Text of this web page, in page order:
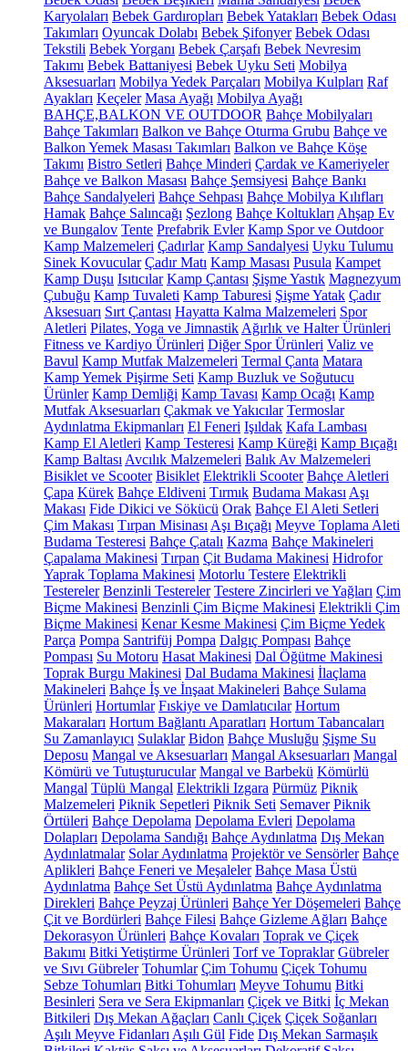
Karyolaları Bebek Gardıropları Bebek Yatakları Bebek Odası
Takımları Oyuncak Dolabı Bebek Şifonyer Bebek Odası
Tekstili Bebek Yorganı Bebek Çarşafı Bebek Nevresim
Takımı Bebek Battaniyesi Bebek Uyku Seti Mobilya
Aksesuarları Mobilya Yedek Parçaları Mobilya Kulpları Raf
Ayakları Keçeler Masa Ayağı Mobilya Ayağı
BAHÇE,BALKON VE OUTDOOR Bahçe Mobilyaları
Bahçe Takımları Balkon ve Bahçe Oturma Grubu Bahçe ve
Balkon Yemek Masası Takımları Balkon ve Bahçe Köşe
Takımı Bistro Setleri Bahçe Minderi Çardak ve Kameriyeler
Bahçe ve Balkon Masası Bahçe Şemsiyesi Bahçe Bankı
Bahçe Sandalyeleri Bahçe Sehpası Bahçe Mobilya Kılıfları
Hamak Bahçe Salıncağı Şezlong Bahçe Koltukları Ahşap Ev
ve Bungalov Tente Prefabrik Evler Kamp Spor ve Outdoor
Kamp Malzemeleri Çadırlar Kamp Sandalyesi Uyku Tulumu
Sinek Kovucular Çadır Matı Kamp Masası Pusula Kampet
Kamp Duşu Isıtıcılar Kamp Çantası Şişme Yastık Magnezyum
Çubuğu Kamp Tuvaleti Kamp Taburesi Şişme Yatak Çadır
Aksesuarı Sırt Çantası Hayatta Kalma Malzemeleri Spor
Aletleri Pilates, Yoga ve Jimnastik Ağırlık ve Halter Ürünleri
Fitness ve Kardiyo Ürünleri Diğer Spor Ürünleri Valiz ve
Bavul Kamp Mutfak Malzemeleri Termal Çanta Matara
Kamp Yemek Pişirme Seti Kamp Buzluk ve Soğutucu
Ürünler Kamp Demliği Kamp Tavası Kamp Ocağı Kamp
Mutfak Aksesuarları Çakmak ve Yakıcılar Termoslar
Aydınlatma Ekipmanları El Feneri Işıldak Kafa Lambası
Kamp El Aletleri Kamp Testeresi Kamp Küreği Kamp Bıçağı
Kamp Baltası Avcılık Malzemeleri Balık Av Malzemeleri
Bisiklet ve Scooter Bisiklet Elektrikli Scooter Bahçe Aletleri
Çapa Kürek Bahçe Eldiveni Tırmık Budama Makası Aşı
Makası Fide Dikici ve Sökücü Orak Bahçe El Aleti Setleri
Çim Makası Tırpan Misinası Aşı Bıçağı Meyve Toplama Aleti
Budama Testeresi Bahçe Çatalı Kazma Bahçe Makineleri
Çapalama Makinesi Tırpan Çit Budama Makinesi Hidrofor
Yaprak Toplama Makinesi Motorlu Testere Elektrikli
Testereler Benzinli Testereler Testere Zincirleri ve Yağları Çim
Biçme Makinesi Benzinli Çim Biçme Makinesi Elektrikli Çim
Biçme Makinesi Kenar Kesme Makinesi Çim Biçme Yedek
Parça Pompa Santrifüj Pompa Dalgıç Pompası Bahçe
Pompası Su Motoru Hasat Makinesi Dal Öğütme Makinesi
Toprak Burgu Makinesi Dal Budama Makinesi İlaçlama
Makineleri Bahçe İş ve İnşaat Makineleri Bahçe Sulama
Ürünleri Hortumlar Fıskiye ve Damlatıcılar Hortum
Makaraları Hortum Bağlantı Aparatları Hortum Tabancaları
Su Zamanlayıcı Sulaklar Bidon Bahçe Musluğu Şişme Su
Deposu Mangal ve Aksesuarları Mangal Aksesuarları Mangal
Kömürü ve Tutuşturucular Mangal ve Barbekü Kömürlü
Mangal Tüplü Mangal Elektrikli Izgara Pürmüz Piknik
Malzemeleri Piknik Sepetleri Piknik Seti Semaver Piknik
Örtüleri Bahçe Depolama Depolama Evleri Depolama
Dolapları Depolama Sandığı Bahçe Aydınlatma Dış Mekan
Aydınlatmalar Solar Aydınlatma Projektör ve Sensörler Bahçe
Aplikleri Bahçe Feneri ve Meşaleler Bahçe Masa Üstü
Aydınlatma Bahçe Set Üstü Aydınlatma Bahçe Aydınlatma
Direkleri Bahçe Peyzaj Ürünleri Bahçe Yer Döşemeleri Bahçe
Çit ve Bordürleri Bahçe Filesi Bahçe Gizleme Ağları Bahçe
Dekorasyon Ürünleri Bahçe Kovaları Toprak ve Çiçek
Bakımı Bitki Yetiştirme Ürünleri Torf ve Topraklar Gübreler
ve Sıvı Gübreler Tohumlar Çim Tohumu Çiçek Tohumu
Sebze Tohumları Bitki Tohumları Meyve Tohumu Bitki
Besinleri Sera ve Sera Ekipmanları Çiçek ve Bitki İç Mekan
Bitkileri Dış Mekan Ağaçları Canlı Çiçek Çiçek Soğanları
Aşılı Meyve Fidanları Aşılı Gül Fide Dış Mekan Sarmaşık